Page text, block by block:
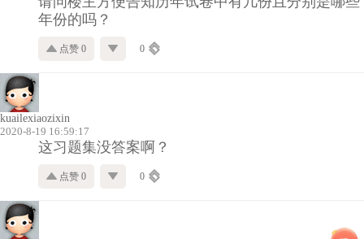
年份的吗？
点赞 0 0
kuailexiaozixin
2020-8-19 16:59:17
这习题集没答案啊？
点赞 0 0